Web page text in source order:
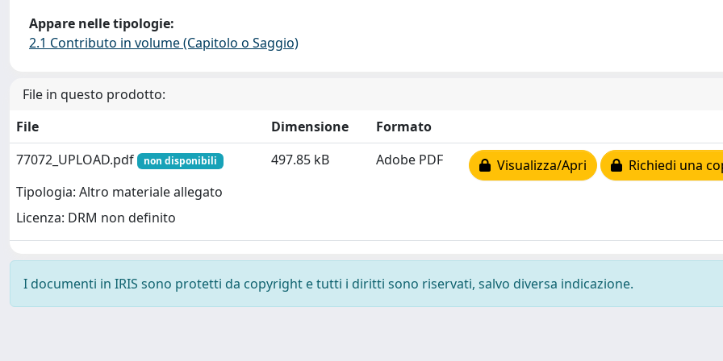
Appare nelle tipologie:
2.1 Contributo in volume (Capitolo o Saggio)
File in questo prodotto:
File
Dimensione
Formato
77072_UPLOAD.pdf
non disponibili
Tipologia: Altro materiale allegato
Licenza: DRM non definito
497.85 kB Adobe PDF Visualizza/Apri Richiedi una
I documenti in IRIS sono protetti da copyright e tutti i diritti sono riservati, salvo diversa indicazione.